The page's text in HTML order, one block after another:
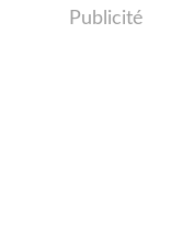
Publicité